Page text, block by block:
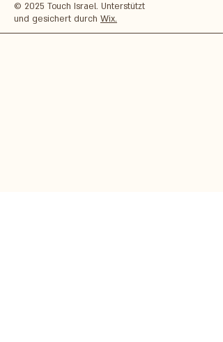
© 2025 Touch Israel. Unterstützt
und gesichert durch Wix.